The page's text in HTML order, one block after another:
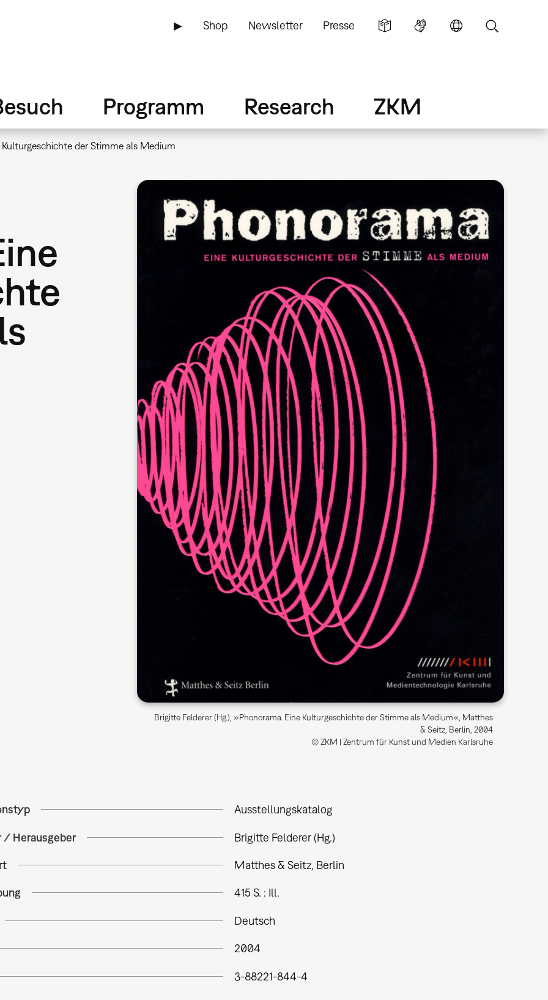
▶ Shop Newsletter Presse
Programm Research ZKM
Kulturgeschichte der Stimme als Medium
Brigitte Felderer (Hg.), »Phonorama. Eine Kulturgeschichte der Stimme als Medium«, Matthes
& Seitz, Berlin, 2004
© ZKM | Zentrum für Kunst und Medien Karlsruhe
Ausstellungskatalog
/ Herausgeber Brigitte Felderer (Hg.)
Matthes & Seitz, Berlin
415 S. : Ill.
Deutsch
2004
3-88221-844-4